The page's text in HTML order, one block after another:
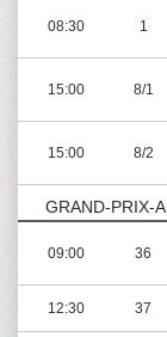
08:30 1
15:00 8/1
15:00 8/2
GRAND-PRIX-
09:00 36
12:30 37